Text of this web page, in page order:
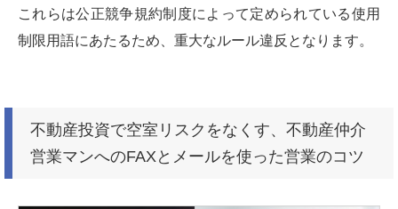
これらは公正競争規約制度によって定められている使用
制限用語にあたるため、重大なルール違反となります。
不動産投資で空室リスクをなくす、不動産仲介
営業マンへのFAXとメールを使った営業のコツ